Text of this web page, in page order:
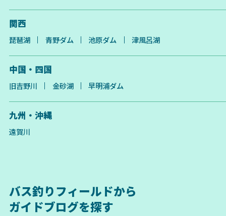
関西
琵琶湖 青野ダム 池原ダム 津風呂湖
中国・四国
旧吉野川 金砂湖 早明浦ダム
九州・沖縄
遠賀川
バス釣りフィールドから
ガイドブログを探す